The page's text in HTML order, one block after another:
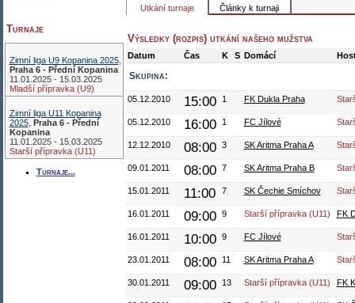
Turnaje
Zimní liga U9 Kopanina 2025,
Praha 6 - Přední Kopanina
11.01.2025 - 15.03.2025
Mladší přípravka (U9)
Zimní liga U11 Kopanina
2025, Praha 6 - Přední
Kopanina
11.01.2025 - 15.03.2025
Starší přípravka (U11)
Turnaje...
Utkání turnaje Články k turnaji
Výsledky (rozpis) utkání našeho mužstva
Datum Čas K S Domácí
Skupina:
05.12.2010 15:00 1 FK Dukla Praha
05.12.2010 16:00 1 FC Jílové
12.12.2010 08:00 3 SK Aritma Praha A
09.01.2011 08:00 7 SK Aritma Praha B
15.01.2011 11:00 7 SK Čechie Smíchov
16.01.2011 09:00 9 Starší přípravka (U11) FK
16.01.2011 10:00 9 FC Jílové
23.01.2011 08:00 11 SK Aritma Praha A
30.01.2011 09:00 13 Starší přípravka (U11) FK